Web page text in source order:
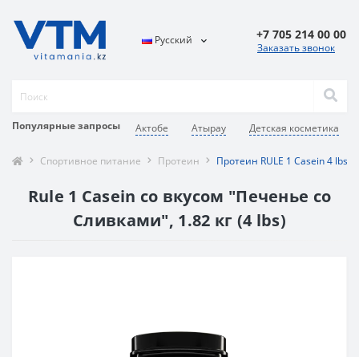
Популярные запросы Актобе Атырау Детская косметика
Русский +7 705 214 00 00
Заказать звонок
Спортивное питание Протеин Протеин RULE 1 Casein 4 lbs
Rule 1 Casein со вкусом "Печенье со
Сливками", 1.82 кг (4 lbs)